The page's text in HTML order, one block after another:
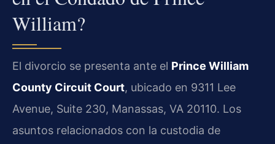
William?
El divorcio se presenta ante el Prince William
County Circuit Court, ubicado en 9311 Lee
Avenue, Suite 230, Manassas, VA 20110. Los
asuntos relacionados con la custodia de